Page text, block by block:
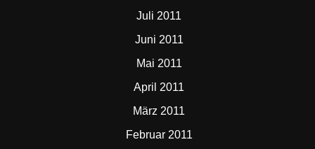
Juli 2011
Juni 2011
Mai 2011
April 2011
März 2011
Februar 2011